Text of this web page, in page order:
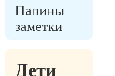
Папины
заметки
Дети